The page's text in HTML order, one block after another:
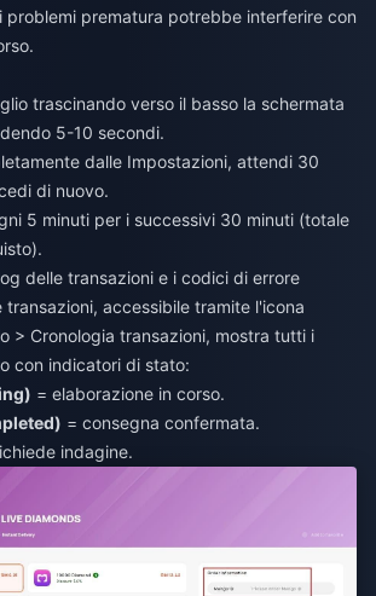
problemi prematura potrebbe interferire con
trascinando verso il basso la schermata
5-10 secondi.
dalle Impostazioni, attendi 30
di nuovo.
5 minuti per i successivi 30 minuti (totale
delle transazioni e i codici di errore
transazioni, accessibile tramite l'icona
> Cronologia transazioni, mostra tutti i
con indicatori di stato:
= elaborazione in corso.
= consegna confermata.
indagine.